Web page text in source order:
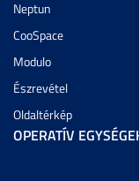
Neptun
CooSpace
Modulo
Észrevétel
Oldaltérkép
OPERATÍV